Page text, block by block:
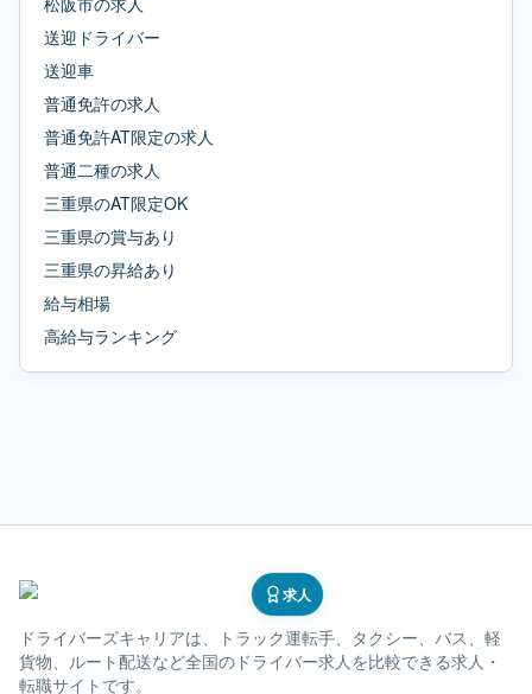
送迎ドライバー
送迎車
普通免許の求人
普通免許AT限定の求人
普通二種の求人
三重県のAT限定OK
三重県の賞与あり
三重県の昇給あり
給与相場
高給与ランキング
求人
ドライバーズキャリアは、トラック運転手、タクシー、バス、軽
貨物、ルート配送など全国のドライバー求人を比較できる求人・
転職サイトです。